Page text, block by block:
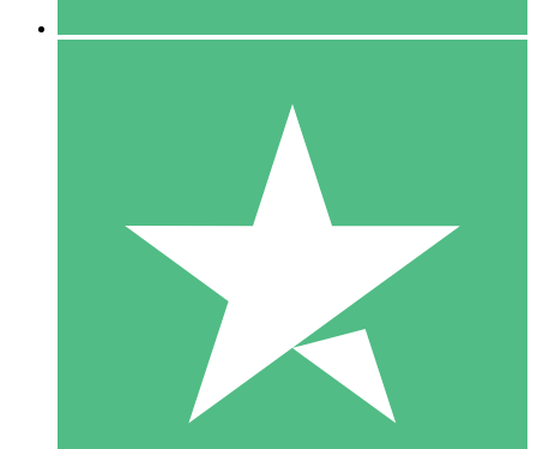
10 Descargas
20 00